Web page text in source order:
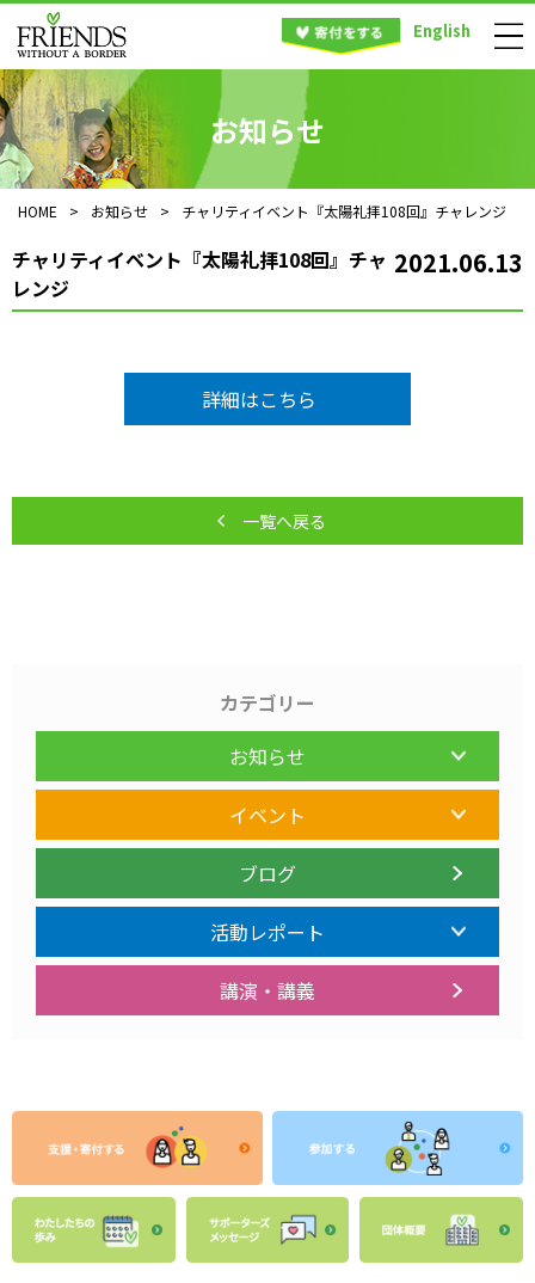
English
お知らせ
HOME > お知らせ > チャリティイベント『太陽礼拝108回』チャレンジ
チャリティイベント『太陽礼拝108回』チャ
レンジ
2021.06.13
詳細はこちら
一覧へ戻る
カテゴリー
お知らせ
イベント
ブログ
活動レポート
講演・講義